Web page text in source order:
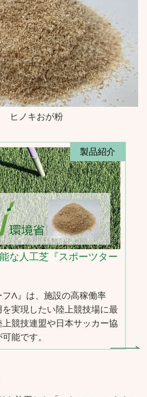
ヒノキおが粉
製品紹介
な人工芝『スポーツター
フΛ』は、施設の高稼働率
を実現したい陸上競技場に最
競技連盟や日本サッカー協
能です。